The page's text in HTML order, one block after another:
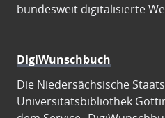
bundesweit digitalisierte
DigiWunschbuch
Die Niedersächsische
Universitätsbibliothek